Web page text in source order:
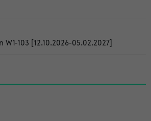
W1-103 [12.10.2026-05.02.2027]